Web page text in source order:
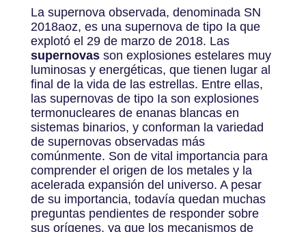
La supernova observada, denominada SN
2018aoz, es una supernova de tipo Ia que
explotó el 29 de marzo de 2018. Las
supernovasson explosiones estelares muy
luminosas y energéticas, que tienen lugar al
final de la vida de las estrellas. Entre ellas,
las supernovas de tipo Ia son explosiones
termonucleares de enanas blancas en
sistemas binarios, y conforman la variedad
de supernovas observadas más
comúnmente. Son de vital importancia para
comprender el origen de los metales y la
acelerada expansión del universo. A pesar
de su importancia, todavía quedan muchas
preguntas pendientes de responder sobre
sus orígenes, ya que los mecanismos de